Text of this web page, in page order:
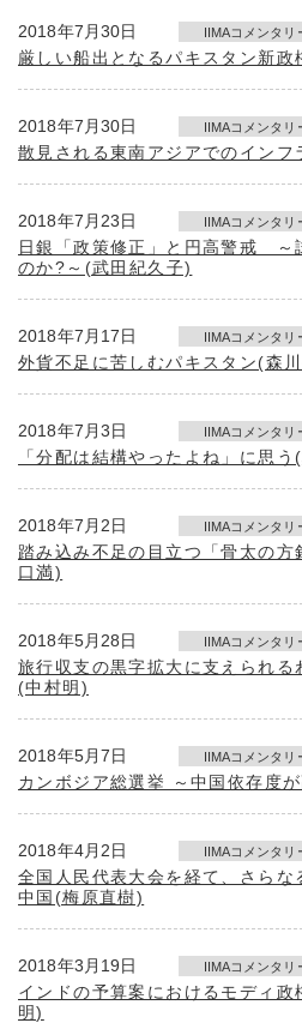
2018年7月30日 IIMAコメンタリ
厳しい船出となるパキスタン新
2018年7月30日 IIMAコメンタリ
散見される東南アジアでのイン
2018年7月23日 IIMAコメンタリ
日銀「政策修正」と円高警戒 ～
のか?～(武田紀久子)
2018年7月17日 IIMAコメンタリ
外貨不足に苦しむパキスタン(森
2018年7月3日 IIMAコメンタリ
「分配は結構やったよね」に思う
2018年7月2日 IIMAコメンタリ
踏み込み不足の目立つ「骨太の
口満)
2018年5月28日 IIMAコメンタリ
旅行収支の黒字拡大に支えられる
(中村明)
2018年5月7日 IIMAコメンタリ
カンボジア総選挙 ～中国依存度
2018年4月2日 IIMAコメンタリ
全国人民代表大会を経て、さらな
中国(梅原直樹)
2018年3月19日 IIMAコメンタリ
インドの予算案におけるモディ
明)